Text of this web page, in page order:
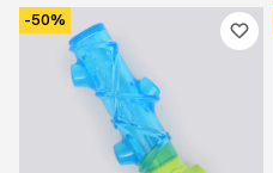
-50%